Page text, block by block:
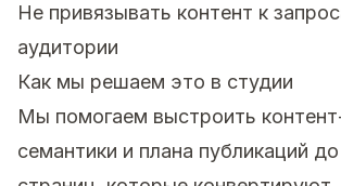
Не привязывать контент к
аудитории
Как мы решаем это в студии
Мы помогаем выстроить
семантики и плана публикаций